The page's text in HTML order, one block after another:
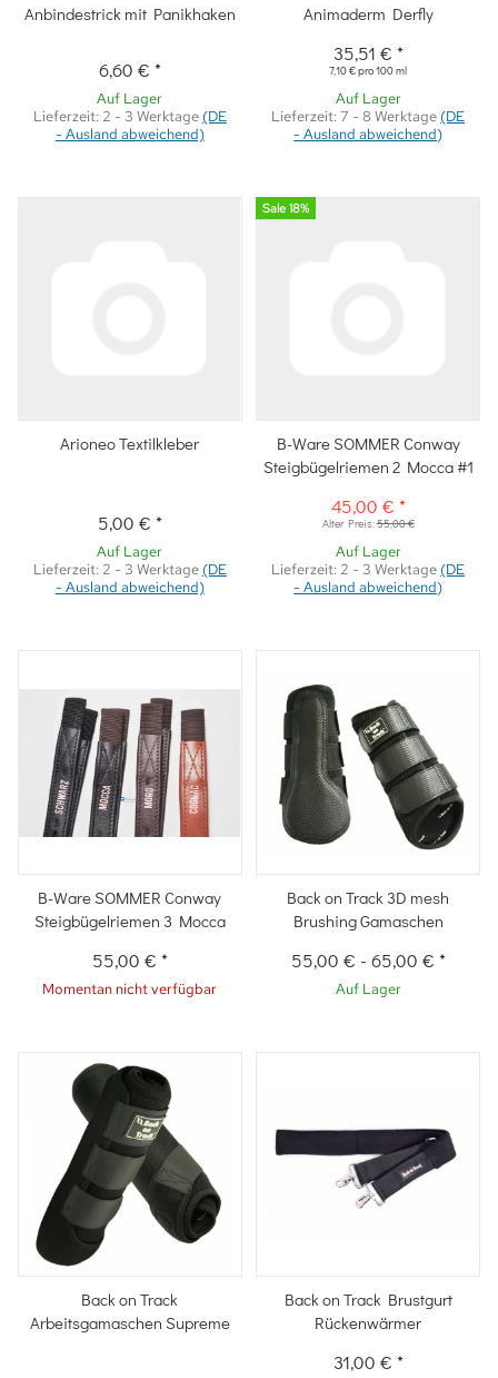
Anbindestrick mit Panikhaken
6,60 € *
Auf Lager
Lieferzeit: 2 - 3 Werktage (DE
- Ausland abweichend)
Animaderm Derfly
35,51 € *
7,10 € pro 100 ml
Auf Lager
Lieferzeit:7 - 8 Werktage (DE
- Ausland abweichend)
Arioneo Textilkleber
5,00 € *
Auf Lager
Lieferzeit: 2 - 3 Werktage (DE
- Ausland abweichend)
Sale 18%
B-Ware SOMMER Conway
Steigbügelriemen 2 Mocca #1
45,00 € *
Alter Preis:55,00 €
Auf Lager
Lieferzeit: 2 - 3 Werktage (DE
- Ausland abweichend)
B-Ware SOMMER Conway
Steigbügelriemen 3 Mocca
55,00 € *
Momentan nicht verfügbar
Back on Track 3D mesh
Brushing Gamaschen
55,00 € - 65,00 € *
Auf Lager
Back on Track
Arbeitsgamaschen Supreme
Back on Track Brustgurt
Rückenwärmer
31,00 € *